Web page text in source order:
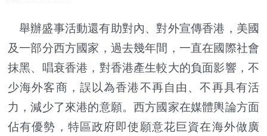
舉辦盛事活動還有助對內、對外宣傳香港，美國
及一部分西方國家，過去幾年間，一直在國際社會
抹黑、唱衰香港，對香港產生較大的負面影響，不
少海外客商，誤以為香港不再自由、不再具有活
力，減少了來港的意願。西方國家在媒體輿論方面
佔有優勢，特區政府即使願意花巨資在海外做廣